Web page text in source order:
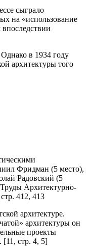
сыграло
на «использование
в 1934 году
архитектуры того
Фридман (5 место),
Радовский (5
Архитектурно-
412, 413
архитектуре.
архитектуры он
проекты
[11, стр. 4, 5]